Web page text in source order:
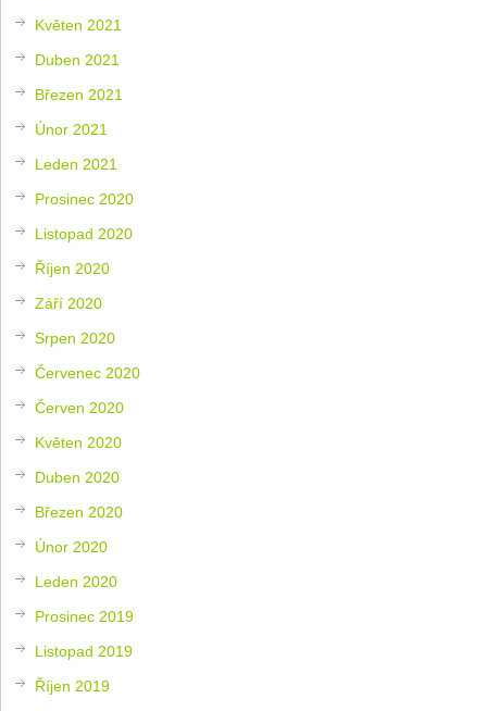
Květen 2021
Duben 2021
Březen 2021
Únor 2021
Leden 2021
Prosinec 2020
Listopad 2020
Říjen 2020
Září 2020
Srpen 2020
Červenec 2020
Červen 2020
Květen 2020
Duben 2020
Březen 2020
Únor 2020
Leden 2020
Prosinec 2019
Listopad 2019
Říjen 2019